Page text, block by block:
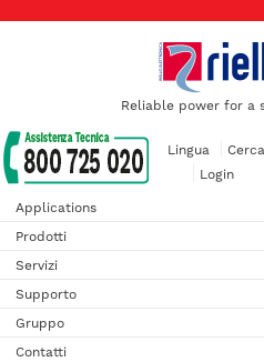
Reliable power for a
Lingua
Cerca
Login
Applications
Prodotti
Servizi
Supporto
Gruppo
Contatti